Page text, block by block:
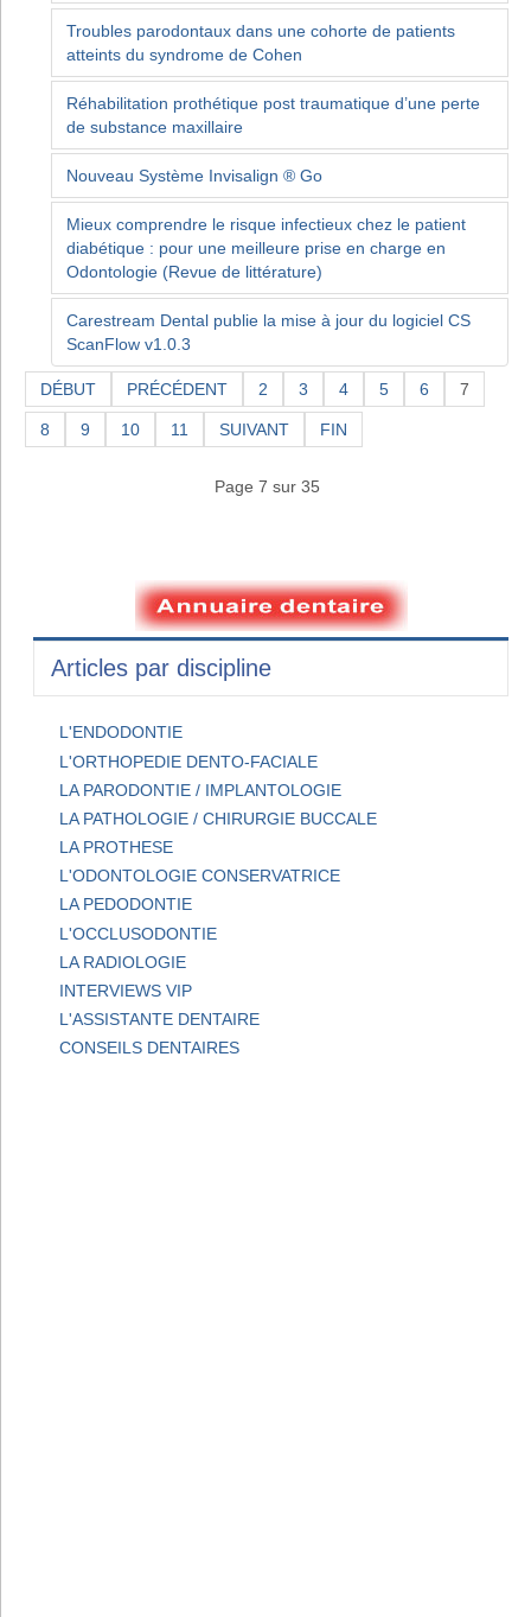
Troubles parodontaux dans une cohorte de patients
atteints du syndrome de Cohen
Réhabilitation prothétique post traumatique d’une perte
de substance maxillaire
Nouveau Système Invisalign ® Go
Mieux comprendre le risque infectieux chez le patient
diabétique : pour une meilleure prise en charge en
Odontologie (Revue de littérature)
Carestream Dental publie la mise à jour du logiciel CS
ScanFlow v1.0.3
DÉBUT PRÉCÉDENT 2 3 4 5 6 7
8 9 10 11 SUIVANT FIN
Page 7 sur 35
Articles par discipline
L'ENDODONTIE
L'ORTHOPEDIE DENTO-FACIALE
LA PARODONTIE / IMPLANTOLOGIE
LA PATHOLOGIE / CHIRURGIE BUCCALE
LA PROTHESE
L'ODONTOLOGIE CONSERVATRICE
LA PEDODONTIE
L'OCCLUSODONTIE
LA RADIOLOGIE
INTERVIEWS VIP
L'ASSISTANTE DENTAIRE
CONSEILS DENTAIRES